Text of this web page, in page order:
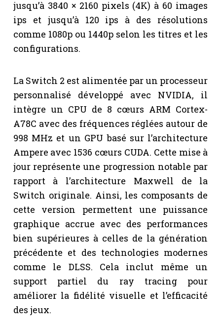
jusqu’à 3840 × 2160 pixels (4K) à 60 images
ips et jusqu’à 120 ips à des résolutions
comme 1080p ou 1440p selon les titres et les
configurations.
La Switch 2 est alimentée par un processeur
personnalisé développé avec NVIDIA, il
intègre un CPU de 8 cœurs ARM Cortex-
A78C avec des fréquences réglées autour de
998 MHz et un GPU basé sur l’architecture
Ampere avec 1536 cœurs CUDA. Cette mise à
jour représente une progression notable par
rapport à l’architecture Maxwell de la
Switch originale. Ainsi, les composants de
cette version permettent une puissance
graphique accrue avec des performances
bien supérieures à celles de la génération
précédente et des technologies modernes
comme le DLSS. Cela inclut même un
support partiel du ray tracing pour
améliorer la fidélité visuelle et l’efficacité
des jeux.